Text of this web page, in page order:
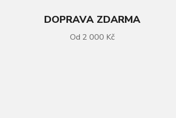
DOPRAVA ZDARMA
Od 2 000 Kč
VÍCE INFORMACÍ